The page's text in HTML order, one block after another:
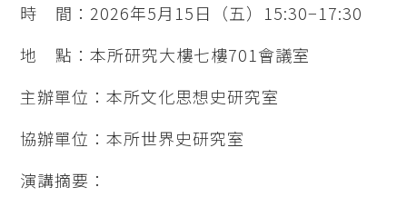
時 間：2026年5月15日（五）15:30−17:30
地 點：本所研究大樓七樓701會議室
主辦單位：本所文化思想史研究室
協辦單位：本所世界史研究室
演講摘要：